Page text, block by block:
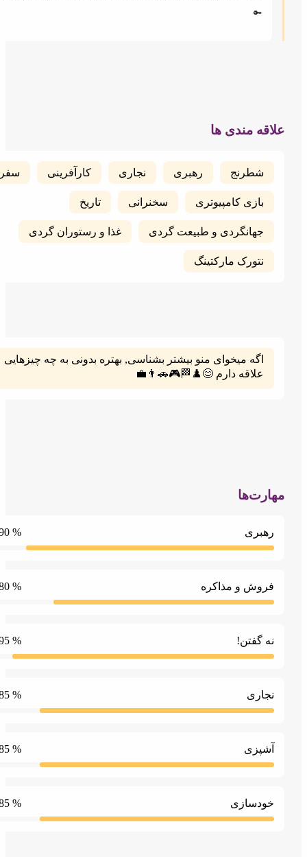
مندی ها
رهبری نجاری کارآفرینی سفر
بازی کامپیوتری سخنرانی تاریخ
جهانگردی و طبیعت گردی غذا و رستوران گردی
نتورک مارکتینگ
اگه میخوای منو بیشتر بشناسی, بهتره بدونی به چه چیزهایی
علاقه دارم 😊♟️🏁🎮🚗👨‍💼
و مذاکره
گفتن!